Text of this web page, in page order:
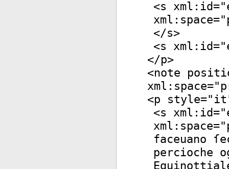
<s xml:id="
xml:space="
</s>
<s xml:id="
</p>
<note
xml:space="
<p style="it
<s xml:id="
xml:space="
faceuano
percioche